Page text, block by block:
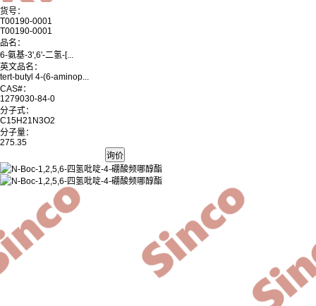
货号：
T00190-0001
T00190-0001
品名：
6-氨基-3',6'-二氢-[...
英文品名：
tert-butyl 4-(6-aminop...
CAS#：
1279030-84-0
分子式：
C15H21N3O2
分子量：
275.35